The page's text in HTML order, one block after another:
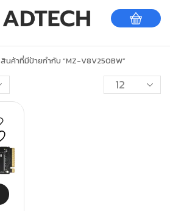
สินค้าที่มีป้ายกำกับ “MZ-V8V250BW”